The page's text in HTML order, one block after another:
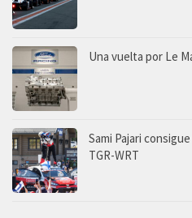
Una vuelta por Le
Sami Pajari
TGR-WRT